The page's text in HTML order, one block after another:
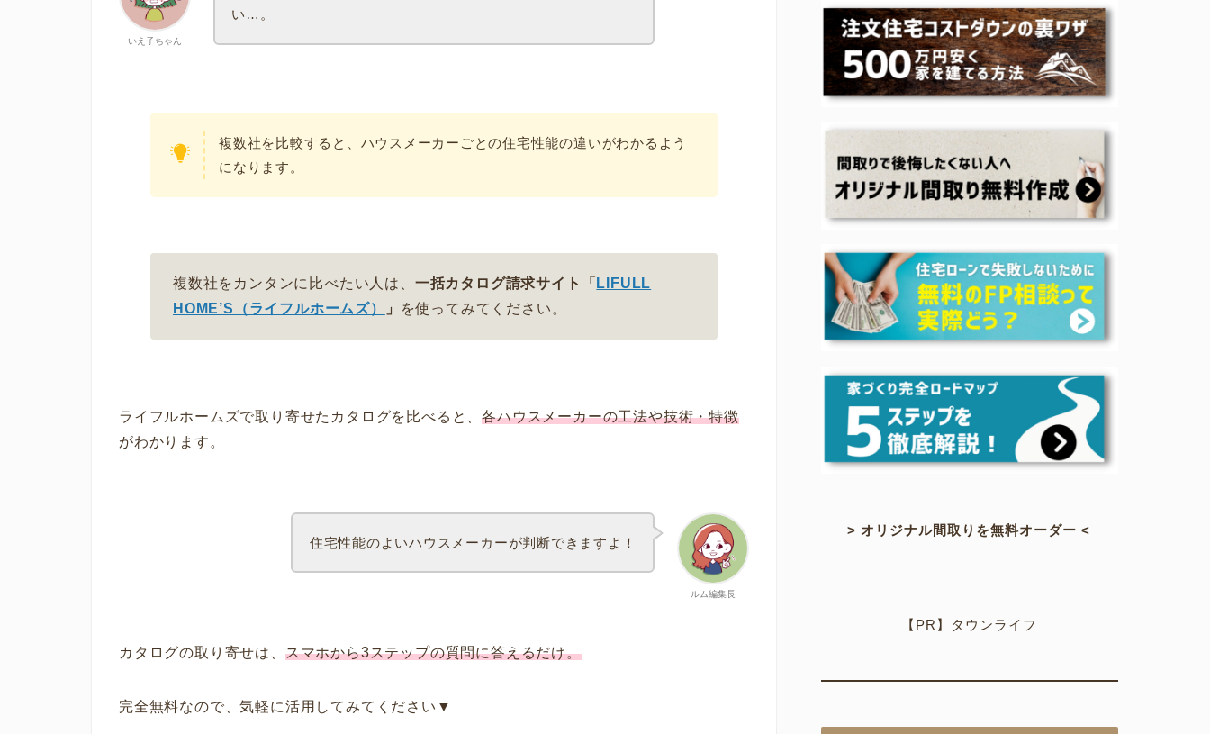
いえ子ちゃん
い…。
複数社を比較すると、ハウスメーカーごとの住宅性能の違いがわかるよう
になります。
複数社をカンタンに比べたい人は、 一括カタログ請求サイト「 LIFULL
HOME’S（ライフルホームズ）
」 を使ってみてください。
ライフルホームズで取り寄せたカタログを比べると、各ハウスメーカーの工法や技術・特徴
がわかります。
ルム編集長
住宅性能のよいハウスメーカーが判断できますよ！
カタログの取り寄せは、 スマホから3ステップの質問に答えるだけ。
完全無料なので、気軽に活用してみてください▼
> オリジナル間取りを無料オーダー <
【PR】タウンライフ